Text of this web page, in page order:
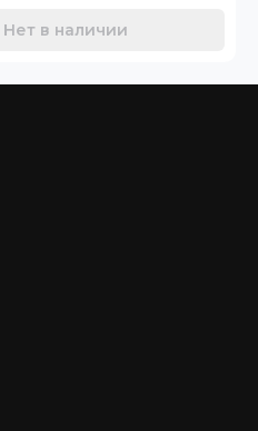
Нет в наличии